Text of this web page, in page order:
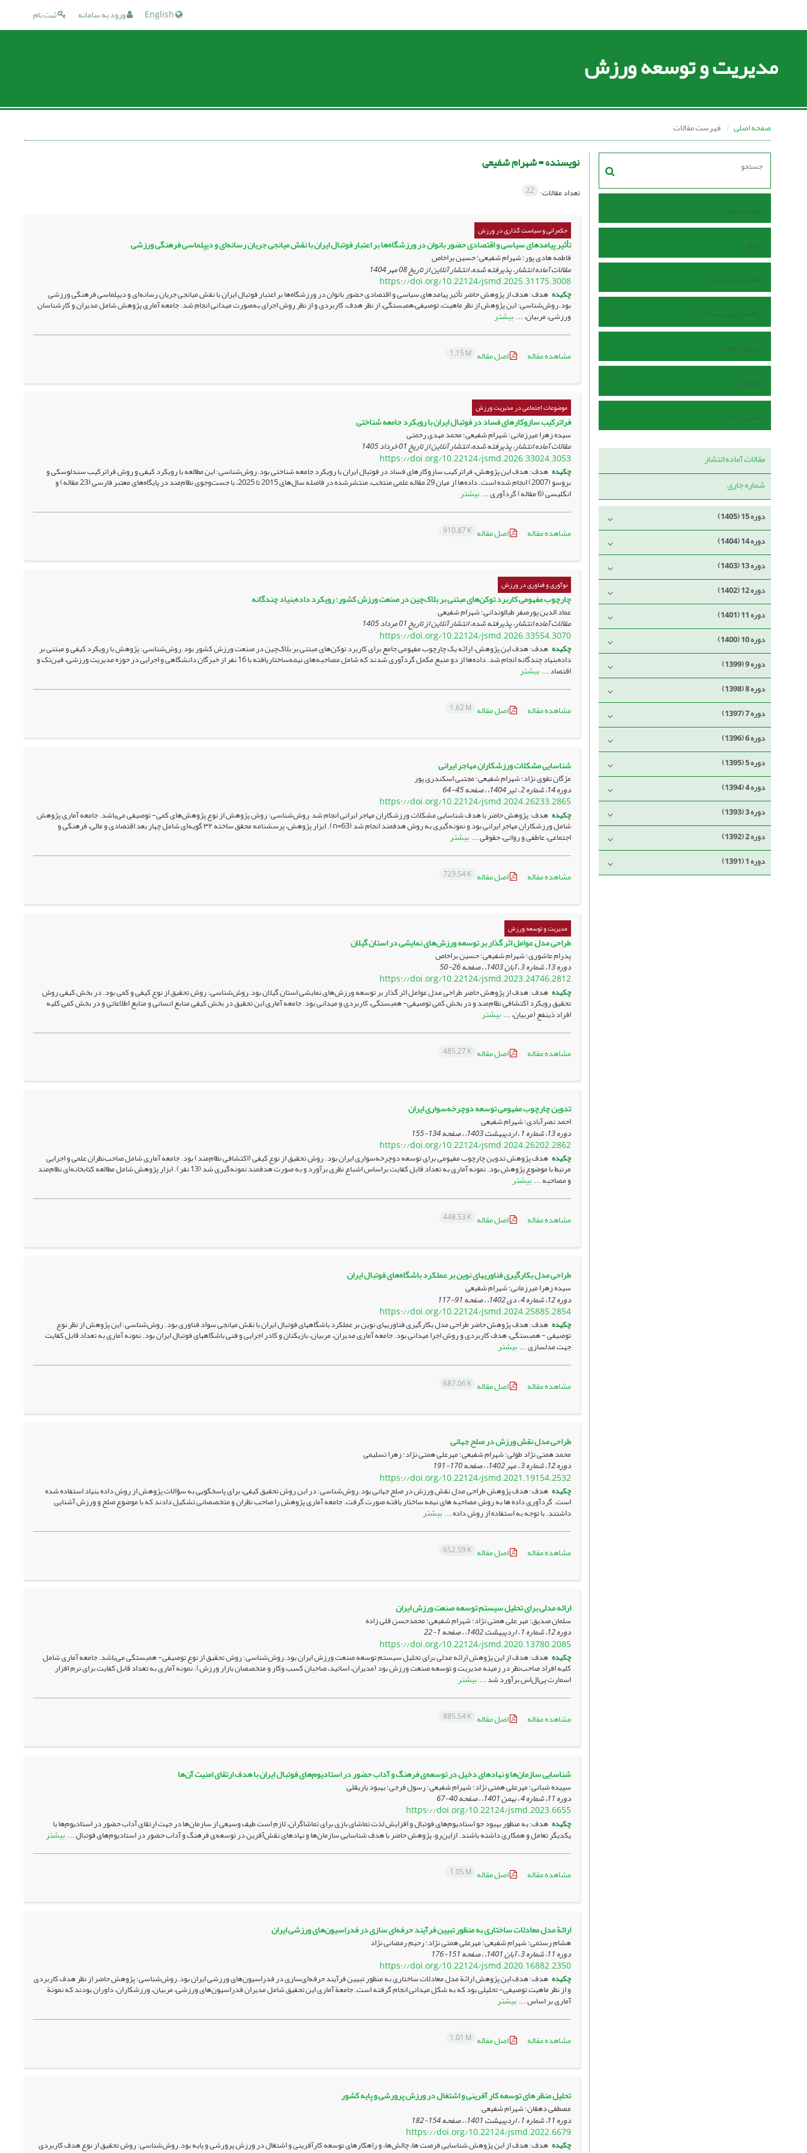
ثبت نام ورود به سامانه
مدیریت و توسعه ورزش
صفحه اصلی فهرست مقالات
صفحه اصلی
مرور
اطلاعات نشریه
راهنمای نویسندگان
ارسال مقاله
داوران
تماس با ما
مقالات آماده انتشار
شماره جاری
دوره 15 (1405)
دوره 14 (1404)
دوره 13 (1403)
دوره 12 (1402)
دوره 11 (1401)
دوره 10 (1400)
دوره 9 (1399)
دوره 8 (1398)
دوره 7 (1397)
دوره 6 (1396)
دوره 5 (1395)
دوره 4 (1394)
دوره 3 (1393)
دوره 2 (1392)
دوره 1 (1391)
نویسنده =شهرام شفیعی
تعداد مقالات: 22
حکمرانی و سیاست گذاری در ورزش
تأثیر پیامدهای سیاسی و اقتصادی حضور بانوان در ورزشگاه‌ها بر اعتبار فوتبال ایران با نقش میانجی جریان رسانه‌ای و دیپلماسی فرهنگی ورزشی
فاطمه هادی پور؛ شهرام شفیعی؛ حسین براخاص
مقالات آماده انتشار، پذیرفته شده، انتشار آنلاین از تاریخ08 مهر 1404
https://doi.org/10.22124/jsmd.2025.31175.3008
چکیده هدف: هدف از پژوهش حاضر تأثیر پیامدهای سیاسی و اقتصادی حضور بانوان در ورزشگاه‌ها بر اعتبار فوتبال ایران با نقش میانجی جریان رسانه‌ای و دیپلماسی فرهنگی ورزشی
بود.روش‌شناسی: این پژوهش از نظر ماهیت، توصیفی–همبستگی، از نظر هدف، کاربردی و از نظر روش اجرای به‌صورت میدانی انجام شد. جامعه آماری پژوهش شامل مدیران و کارشناسان
ورزشی، مربیان، ...بیشتر
مشاهده مقاله اصل مقاله 1.15 M
موضوعات اجتماعی در مدیریت ورزش
فراترکیب سازوکارهای فساد در فوتبال ایران با رویکرد جامعه شناختی
سیده زهرا میرزمانی؛ شهرام شفیعی؛ محمد مهدی رحمتی
مقالات آماده انتشار، پذیرفته شده، انتشار آنلاین از تاریخ01 خرداد 1405
https://doi.org/10.22124/jsmd.2026.33024.3053
چکیده هدف: هدف این پژوهش، فراترکیب سازوکارهای فساد در فوتبال ایران با رویکرد جامعه شناختی بود.روش‌شناسی: این مطالعه با رویکرد کیفی و روش فراترکیب سندلوسکی و
بروسو (2007) انجام شده است. داده‌ها از میان 29 مقاله علمی منتخب، منتشرشده در فاصله سال‌های 2015 تا 2025، با جست‌وجوی نظام‌مند در پایگاه‌های معتبر فارسی (23 مقاله) و
انگلیسی (6 مقاله) گردآوری ... بیشتر
مشاهده مقاله اصل مقاله 910.87 K
نوآوری و فناوری در ورزش
چارچوب مفهومی کاربرد توکن‌های مبتنی بر بلاک‌چین در صنعت ورزش کشور: رویکرد داده‌بنیاد چندگانه
عماد الدین پورصفر طبالوندانی؛ شهرام شفیعی
مقالات آماده انتشار، پذیرفته شده، انتشار آنلاین از تاریخ01 مرداد 1405
https://doi.org/10.22124/jsmd.2026.33554.3070
چکیده هدف: هدف این پژوهش، ارائه یک چارچوب مفهومی جامع برای کاربرد توکن‌های مبتنی بر بلاک‌چین در صنعت ورزش کشور بود.روش‌شناسی: پژوهش با رویکرد کیفی و مبتنی بر
داده‌بنیاد چندگانه انجام شد. داده‌ها از دو منبع مکمل گردآوری شدند که شامل مصاحبه‌های نیمه‌ساختاریافته با 16 نفر از خبرگان دانشگاهی و اجرایی در حوزه مدیریت ورزشی، فین‌تک و
اقتصاد ...بیشتر
مشاهده مقاله اصل مقاله 1.62 M
شناسایی مشکلات ورزشکاران مهاجر ایرانی
مژگان تقوی نژاد؛ شهرام شفیعی؛ مجتبی اسکندری پور
دوره 14، شماره 2 ، تیر 1404، ، صفحه 45-64
https://doi.org/10.22124/jsmd.2024.26233.2865
چکیده هدف: پژوهش حاضر با هدف شناسایی مشکلات ورزشکاران مهاجر ایرانی انجام شد.روش‌شناسی: روش پژوهش از نوع پژوهش‌های کمی- توصیفی می‌باشد. جامعه آماری پژوهش
شامل ورزشکاران مهاجر ایرانی بود و نمونه‌گیری به روش هدفمند انجام شد (63=n). ابزار پژوهش، پرسشنامه محقق ساخته ۳۲ گویه‌ای شامل چهار بعد اقتصادی و مالی، فرهنگی و
اجتماعی، عاطفی و روانی، حقوقی ...بیشتر
مشاهده مقاله اصل مقاله 723.54 K
مدیریت و توسعه ورزش
طراحی مدل عوامل اثر گذار بر توسعه ورزش‌های نمایشی در استان گیلان
پدرام عاشوری؛ شهرام شفیعی؛ حسین براخاص
دوره 13، شماره 3 ، آبان 1403، ، صفحه 26-50
https://doi.org/10.22124/jsmd.2023.24746.2812
چکیده هدف: هدف از پژوهش حاضر طراحی مدل عوامل اثر گذار بر توسعه ورزش‌های نمایشی استان گیلان بود.روش‌شناسی: روش تحقیق از نوع کیفی و کمی بود. در بخش کیفی روش
تحقیق رویکرد اکتشافی نظام‌مند و در بخش کمی توصیفی- همبستگی، کاربردی و میدانی بود. جامعه آماری این تحقیق در بخش کیفی منابع انسانی و منابع اطلاعاتی و در بخش کمی کلیه
افراد ذینفع (مربیان، ...بیشتر
مشاهده مقاله اصل مقاله 485.27 K
تدوین چارچوب مفهومی توسعه دوچرخه‌سواری ایران
احمد نصرآبادی؛ شهرام شفیعی
دوره 13، شماره 1 ، اردیبهشت 1403، ، صفحه 134-155
https://doi.org/10.22124/jsmd.2024.26202.2862
چکیده هدف پژوهش تدوین چارچوب مفهومی برای توسعه دوچرخه‌سواری ایران بود. روش تحقیق از نوع کیفی (اکتشافی نظام‌مند) بود. جامعه آماری شامل صاحب‌نظران علمی و اجرایی
مرتبط با موضوع پژوهش بود. نمونه آماری به تعداد قابل کفایت براساس اشباع نظری برآورد و به صورت هدفمند نمونه‌گیری شد (13 نفر). ابزار پژوهش شامل مطالعه کتابخانه‌ای نظام‌مند
و مصاحبه ...بیشتر
مشاهده مقاله اصل مقاله 448.53 K
طراحی مدل بکارگیری فناوری‎های نوین بر عملکرد باشگاه‌های فوتبال ایران
سیده زهرا میرزمانی؛ شهرام شفیعی
دوره 12، شماره 4 ، دی 1402، ، صفحه 91-117
https://doi.org/10.22124/jsmd.2024.25885.2854
چکیده هدف: هدف پژوهش حاضر طراحی مدل بکارگیری فناوری‎های نوین بر عملکرد باشگاههای فوتبال ایران با نقش میانجی سواد فناوری بود. روش‌شناسی: این پژوهش از نظر نوع
توصیفی - همبستگی، هدف کاربردی و روش اجرا میدانی بود. جامعه آماری مدیران، مربیان، بازیکنان و کادر اجرایی و فنی باشگاههای فوتبال ایران بود. نمونه آماری به تعداد قابل کفایت
جهت مدلسازی ...بیشتر
مشاهده مقاله اصل مقاله 687.06 K
طراحی مدل نقش ورزش در صلح جهانی
محمد همتی نژاد طولی؛ شهرام شفیعی؛ مهرعلی همتی نژاد؛ زهرا تسلیمی
دوره 12، شماره 3 ، مهر 1402، ، صفحه 170-191
https://doi.org/10.22124/jsmd.2021.19154.2532
چکیده هدف: هدف پژوهش طراحی مدل نقش ورزش در صلح جهانی بود.روش‌شناسی: در این روش تحقیق کیفی، برای پاسخگویی به سؤالات پژوهش از روش داده بنیاد استفاده شده
است. گردآوری داده ها به روش مصاحبه های نیمه ساختار یافته صورت گرفت. جامعه آماری پژوهش را صاحب نظران و متخصصانی تشکیل دادند که با موضوع صلح و ورزش آشنایی
داشتند. با توجه به استفاده از روش داده ...بیشتر
مشاهده مقاله اصل مقاله 652.59 K
ارائه مدلی برای تحلیل سیستم توسعه صنعت ورزش ایران
سلمان صدیق؛ مهر علی همتی نژاد؛ شهرام شفیعی؛ محمدحسن قلی زاده
دوره 12، شماره 1 ، اردیبهشت 1402، ، صفحه 1-22
https://doi.org/10.22124/jsmd.2020.13780.2085
چکیده هدف: هدف از این پژوهش ارائه مدلی برای تحلیل سیستم توسعه صنعت ورزش ایران بود.روش‌شناسی: روش تحقیق از نوع توصیفی- همبستگی می‌باشد. جامعه آماری شامل
کلیه افراد صاحب‌نظر در زمینه مدیریت و توسعه صنعت ورزش بود (مدیران، اساتید، صاحبان کسب وکار و متخصصان بازار ورزش). نمونه آماری به تعداد قابل کفایت برای نرم افزار
اسمارت پی‌ال‌اس برآورد شد ...بیشتر
مشاهده مقاله اصل مقاله 885.54 K
شناسایی سازمان‌ها و نهاد‌های دخیل در توسعه‏‌ی فرهنگ و آداب حضور در استادیوم‌های فوتبال ایران با هدف ارتقای امنیت آن‏‌ها
سپیده شبانی؛ مهرعلی همتی نژاد؛ شهرام شفیعی؛ رسول فرجی؛ بهبود یاریقلی
دوره 11، شماره 4 ، بهمن 1401، ، صفحه 40-67
https://doi.org/10.22124/jsmd.2023.6655
چکیده هدف: به منظور بهبود جو استادیوم‌­های فوتبال و افزایش لذت تماشای بازی برای تماشاگران، لازم است طیف وسیعی از سازمان­‌ها در جهت ارتقای آداب حضور در استادیوم‌ها با
یکدیگر تعامل و همکاری داشته باشند. از‌این‌رو، پژوهش حاضر با هدف شناسایی سازمان­‌ها و نهادهای نقش‌­آفرین در توسعه‌­ی فرهنگ و آداب حضور در استادیوم‌های فوتبال ...بیشتر
مشاهده مقاله اصل مقاله 1.05 M
ارائة مدل معادلات ساختاری به منظور تبیین فرآیند حرفه‌ای‌ سازی در فدراسیون‌های ورزشی ایران
هشام رستمی؛ شهرام شفیعی؛ مهرعلی همتی نژاد؛ رحیم رمضانی نژاد
دوره 11، شماره 3 ، آبان 1401، ، صفحه 151-176
https://doi.org/10.22124/jsmd.2020.16882.2350
چکیده هدف: هدف این پژوهش ارائة مدل معادلات ساختاری به منظور تبیین فرآیند حرفه‌ای‌سازی در فدراسیون‌های ورزشی ایران بود.روش‌شناسی: پژوهش حاضر از نظر هدف کاربردی
و از نظر ماهیت توصیفی- تحلیلی بود که به شکل میدانی انجام گرفته است. جامعة آماری این تحقیق شامل مدیران فدراسیون‌های ورزشی، مربیان، ورزشکاران، داوران بودند که نمونة
آماری بر اساس ...بیشتر
مشاهده مقاله اصل مقاله 1.01 M
تحلیل منظر های توسعه کار آفرینی و اشتغال در ورزش پرورشی و پایه کشور
مصطفی دهقان؛ شهرام شفیعی
دوره 11، شماره 1 ، اردیبهشت 1401، ، صفحه 154-182
https://doi.org/10.22124/jsmd.2022.6679
چکیده هدف: هدف از این پژوهش شناسایی فرصت ها، چالش‌ها، و راهکارهای توسعه کارآفرینی و اشتغال در ورزش پرورشی و پایه بود.روش‌شناسی: روش تحقیق از نوع هدف کاربردی